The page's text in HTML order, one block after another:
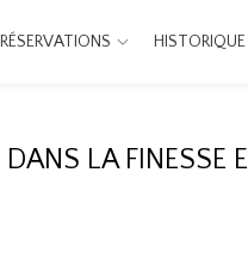
RÉSERVATIONS HISTORIQUE
LA FINESSE